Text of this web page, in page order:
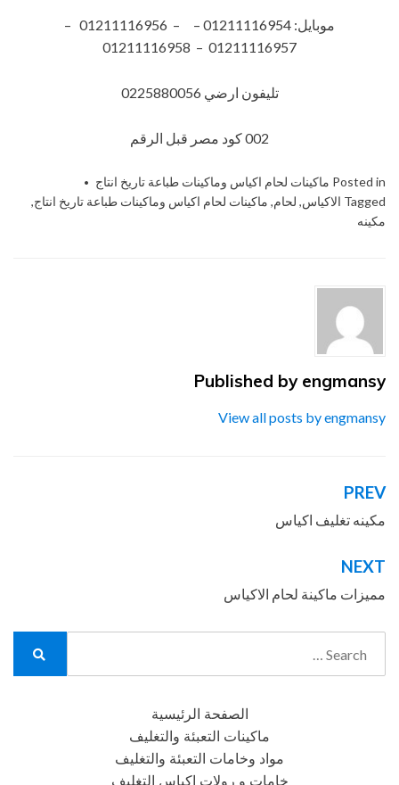
موبايل: 01211116954 – – 01211116956 –
01211116957 – 01211116958
تليفون ارضي 0225880056
002 كود مصر قبل الرقم
Posted in ماكينات لحام اكياس وماكينات طباعة تاريخ انتاج
Tagged الاكياس, لحام, ماكينات لحام اكياس وماكينات طباعة تاريخ انتاج,
مكينه
Published by engmansy
View all posts by engmansy
تصفّح
المقالات
PREV
مكينه تغليف اكياس
NEXT
مميزات ماكينة لحام الاكياس ‏
الصفحة الرئيسية
ماكينات التعبئة والتغليف
مواد وخامات التعبئة والتغليف
خامات و رولات اكياس التغليف